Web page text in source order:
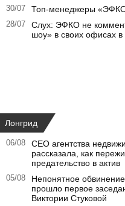
30/07 Топ-менеджеры
28/07
Слух: ЭФКО не
шоу» в своих офисах
Лонгрид
06/08
CEO агентства
рассказала, как
предательство в актив
05/08
Непонятное
прошло первое
Виктории Стуковой